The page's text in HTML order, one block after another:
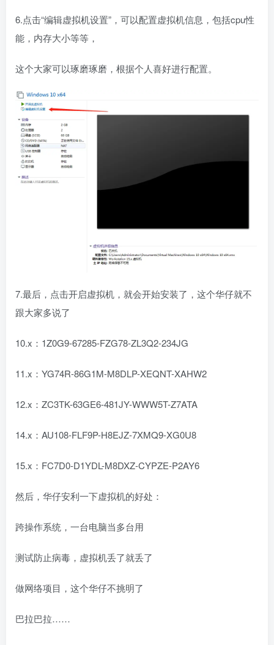
6.点击“编辑虚拟机设置”，可以配置虚拟机信息，包括cpu性
能，内存大小等等，
这个大家可以琢磨琢磨，根据个人喜好进行配置。
7.最后，点击开启虚拟机，就会开始安装了，这个华仔就不
跟大家多说了
10.x：1Z0G9-67285-FZG78-ZL3Q2-234JG
11.x：YG74R-86G1M-M8DLP-XEQNT-XAHW2
12.x：ZC3TK-63GE6-481JY-WWW5T-Z7ATA
14.x：AU108-FLF9P-H8EJZ-7XMQ9-XG0U8
15.x：FC7D0-D1YDL-M8DXZ-CYPZE-P2AY6
然后，华仔安利一下虚拟机的好处：
跨操作系统，一台电脑当多台用
测试防止病毒，虚拟机丢了就丢了
做网络项目，这个华仔不挑明了
巴拉巴拉……